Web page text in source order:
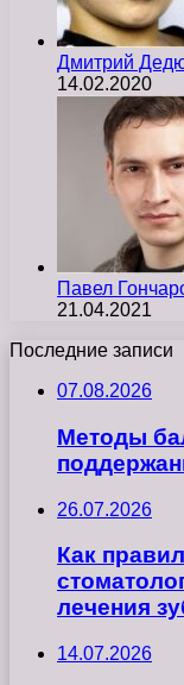
Дмитрий
14.02.2020
Павел
21.04.2021
Последние записи
07.08.2026
Методы
26.07.2026
Как
лечения
14.07.2026